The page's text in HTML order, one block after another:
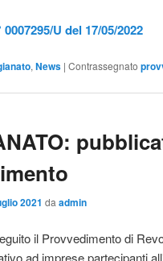
U del 17/05/2022
, News | Contrassegnato
2021 da admin
il Provvedimento di
ad imprese partecipanti